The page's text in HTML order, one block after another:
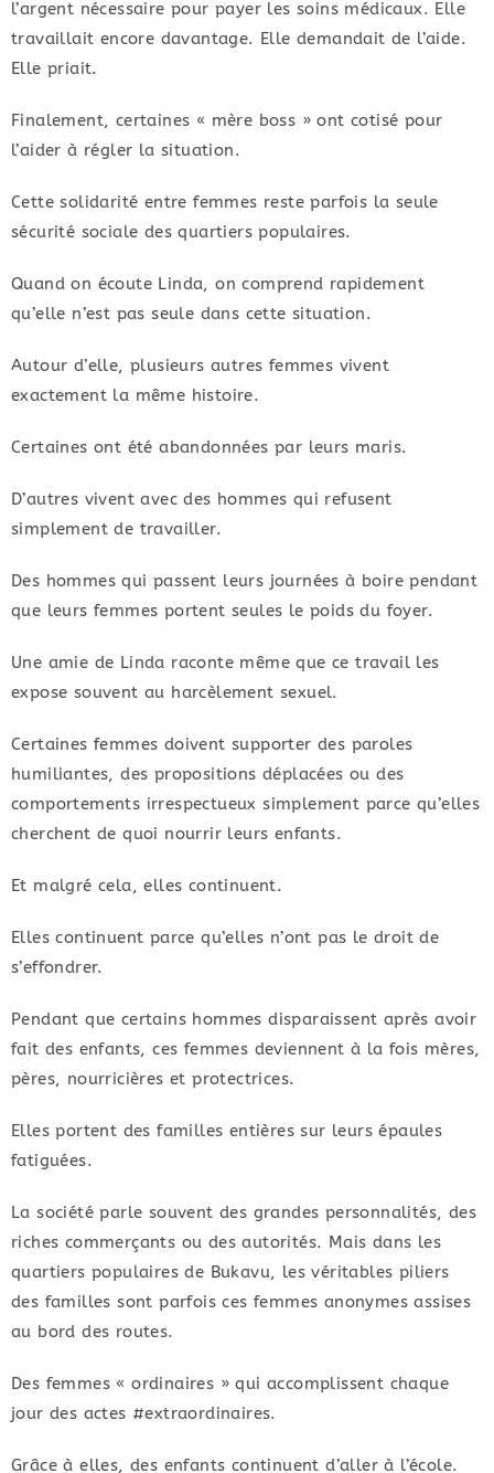
l’argent nécessaire pour payer les soins médicaux. Elle
travaillait encore davantage. Elle demandait de l’aide.
Elle priait.
Finalement, certaines « mère boss » ont cotisé pour
l’aider à régler la situation.
Cette solidarité entre femmes reste parfois la seule
sécurité sociale des quartiers populaires.
Quand on écoute Linda, on comprend rapidement
qu’elle n’est pas seule dans cette situation.
Autour d’elle, plusieurs autres femmes vivent
exactement la même histoire.
Certaines ont été abandonnées par leurs maris.
D’autres vivent avec des hommes qui refusent
simplement de travailler.
Des hommes qui passent leurs journées à boire pendant
que leurs femmes portent seules le poids du foyer.
Une amie de Linda raconte même que ce travail les
expose souvent au harcèlement sexuel.
Certaines femmes doivent supporter des paroles
humiliantes, des propositions déplacées ou des
comportements irrespectueux simplement parce qu’elles
cherchent de quoi nourrir leurs enfants.
Et malgré cela, elles continuent.
Elles continuent parce qu’elles n’ont pas le droit de
s’effondrer.
Pendant que certains hommes disparaissent après avoir
fait des enfants, ces femmes deviennent à la fois mères,
pères, nourricières et protectrices.
Elles portent des familles entières sur leurs épaules
fatiguées.
La société parle souvent des grandes personnalités, des
riches commerçants ou des autorités. Mais dans les
quartiers populaires de Bukavu, les véritables piliers
des familles sont parfois ces femmes anonymes assises
au bord des routes.
Des femmes « ordinaires » qui accomplissent chaque
jour des actes #extraordinaires.
Grâce à elles, des enfants continuent d’aller à l’école.